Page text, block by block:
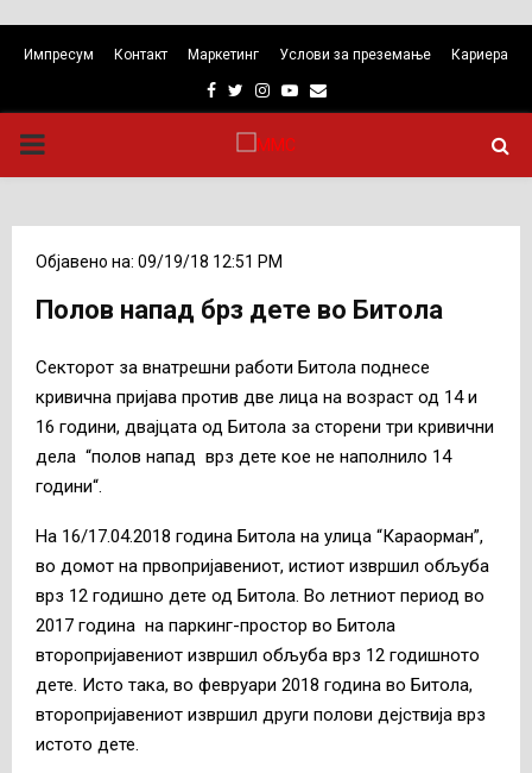
Импресум Контакт Маркетинг Услови за преземање Кариера
Facebook
TwitterInstagram
Youtube
Email
PRIMARY
Објавено на: 09/19/18 12:51 PM
Полов напад брз дете во Битола
Секторот за внатрешни работи Битола поднесе
кривична пријава против две лица на возраст од 14 и
16 години, двајцата од Битола за сторени три кривични
дела “полов напад врз дете кое не наполнило 14
години“.
На 16/17.04.2018 година Битола на улица “Караорман”,
во домот на првопријавениот, истиот извршил обљуба
врз 12 годишно дете од Битола. Во летниот период во
2017 година на паркинг-простор во Битола
второпријавениот извршил обљуба врз 12 годишното
дете. Исто така, во февруари 2018 година во Битола,
второпријавениот извршил други полови дејствија врз
истото дете.